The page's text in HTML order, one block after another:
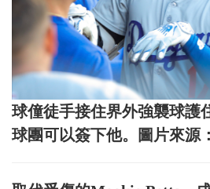
球僮徒手接住界外強襲球護
球團可以簽下他。圖片來源